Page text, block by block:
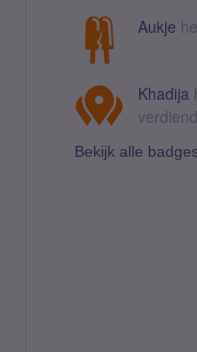
Aukje
Khadija
verdiend
Bekijk alle